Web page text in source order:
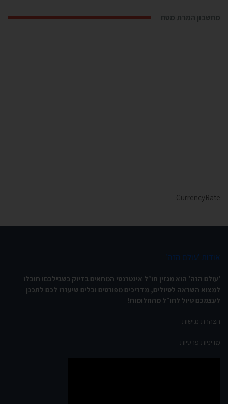
מחשבון המרת מטח
CurrencyRate
אודות 'עולם הזה'
'עולם הזה' הוא מגזין חו״ל אינטרנטי המתאים בדיוק בשבילכם! תוכלו
למצוא השראה לטיולים, מדריכים מפורטים וכלים שיעזרו לכם לתכנן
לעצמכם טיול לחו״ל מהחלומות!
הצהרת נגישות
מדיניות פרטיות